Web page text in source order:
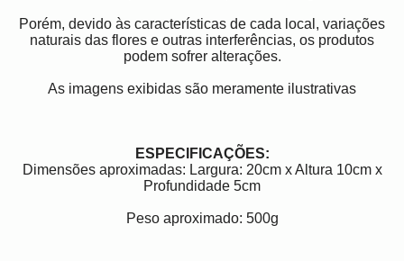
Porém, devido às características de cada local, variações
naturais das flores e outras interferências, os produtos
podem sofrer alterações.
As imagens exibidas são meramente ilustrativas
ESPECIFICAÇÕES:
Dimensões aproximadas: Largura: 20cm x Altura 10cm x
Profundidade 5cm
Peso aproximado: 500g